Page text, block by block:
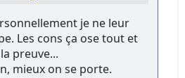
je ne leur
Les cons ça ose tout et
preuve...
mieux on se porte.